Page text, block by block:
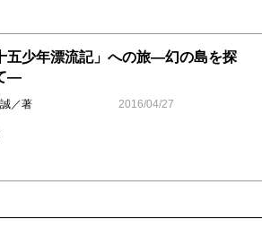
五少年漂流記」への旅―幻の島を探
―
／著 2016/04/27